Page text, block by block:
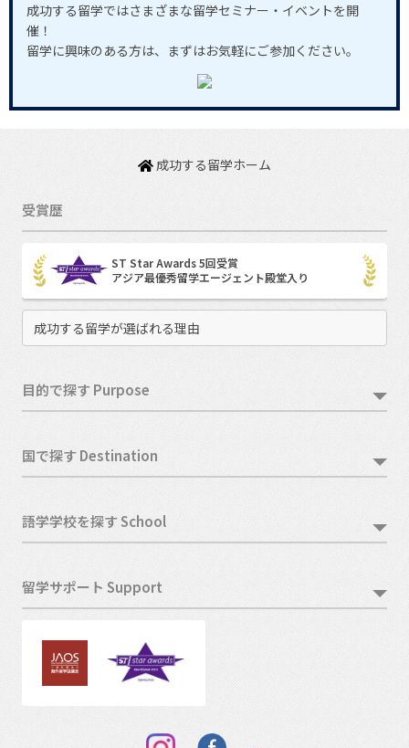
成功する留学ではさまざまな留学セミナー・イベントを開
催！
留学に興味のある方は、まずはお気軽にご参加ください。
成功する留学ホーム
受賞歴
ST Star Awards 5回受賞
アジア最優秀留学エージェント殿堂入り
成功する留学が選ばれる理由
目的で探す Purpose
国で探す Destination
語学学校を探す School
留学サポート Support